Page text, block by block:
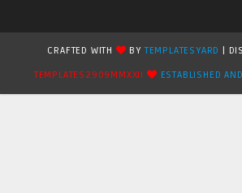
CRAFTED WITH BYTEMPLATESYARD |
TEMPLATES2909MMXXII
ESTABLISHED